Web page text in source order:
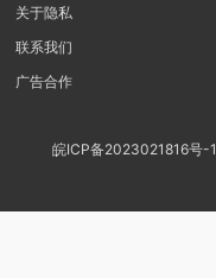
关于隐私
联系我们
广告合作
皖ICP备2023021816号-1